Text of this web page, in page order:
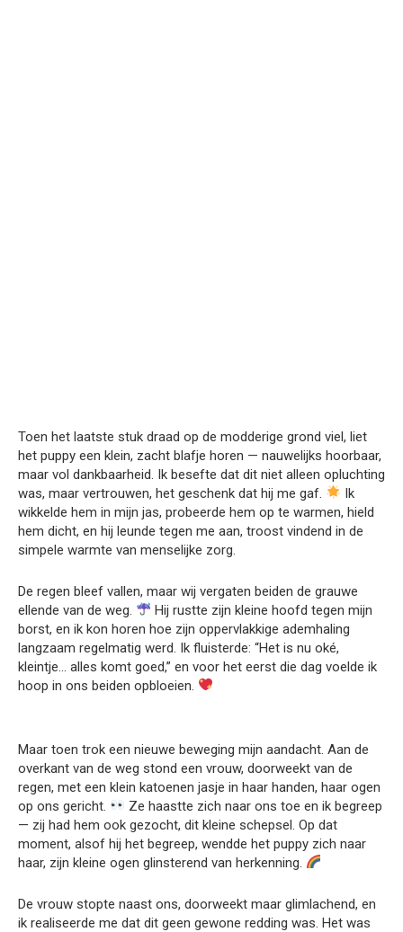
Toen het laatste stuk draad op de modderige grond viel, liet
het puppy een klein, zacht blafje horen — nauwelijks hoorbaar,
maar vol dankbaarheid. Ik besefte dat dit niet alleen opluchting
was, maar vertrouwen, het geschenk dat hij me gaf.
Ik
wikkelde hem in mijn jas, probeerde hem op te warmen, hield
hem dicht, en hij leunde tegen me aan, troost vindend in de
simpele warmte van menselijke zorg.
De regen bleef vallen, maar wij vergaten beiden de grauwe
ellende van de weg.
Hij rustte zijn kleine hoofd tegen mijn
borst, en ik kon horen hoe zijn oppervlakkige ademhaling
langzaam regelmatig werd. Ik fluisterde: “Het is nu oké,
kleintje… alles komt goed,” en voor het eerst die dag voelde ik
hoop in ons beiden opbloeien.
Maar toen trok een nieuwe beweging mijn aandacht. Aan de
overkant van de weg stond een vrouw, doorweekt van de
regen, met een klein katoenen jasje in haar handen, haar ogen
op ons gericht.
Ze haastte zich naar ons toe en ik begreep
— zij had hem ook gezocht, dit kleine schepsel. Op dat
moment, alsof hij het begreep, wendde het puppy zich naar
haar, zijn kleine ogen glinsterend van herkenning.
De vrouw stopte naast ons, doorweekt maar glimlachend, en
ik realiseerde me dat dit geen gewone redding was. Het was